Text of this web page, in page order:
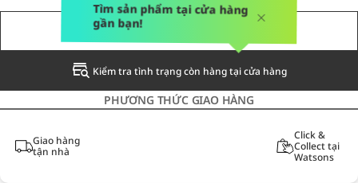
THÔNG BÁO CHO TÔI
Kiểm tra tình trạng còn hàng tại cửa hàng
Tìm sản phẩm tại cửa hàng
gần bạn!
PHƯƠNG THỨC GIAO HÀNG
Giao hàng
tận nhà
Click &
Collect tại
Watsons